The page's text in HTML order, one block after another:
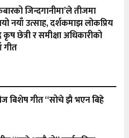
जिन्दगानीमा’ले तीजमा
नयाँ उत्साह, दर्शकमाझ लोकप्रिय
कृष छेत्री र समीक्षा अधिकारीको
गीत
बिशेष गीत “सोचे झै भएन बिहे